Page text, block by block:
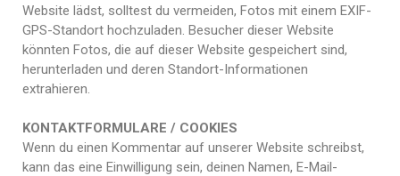
Website lädst, solltest du vermeiden, Fotos mit einem EXIF-
GPS-Standort hochzuladen. Besucher dieser Website
könnten Fotos, die auf dieser Website gespeichert sind,
herunterladen und deren Standort-Informationen
extrahieren.
KONTAKTFORMULARE / COOKIES
Wenn du einen Kommentar auf unserer Website schreibst,
kann das eine Einwilligung sein, deinen Namen, E-Mail-